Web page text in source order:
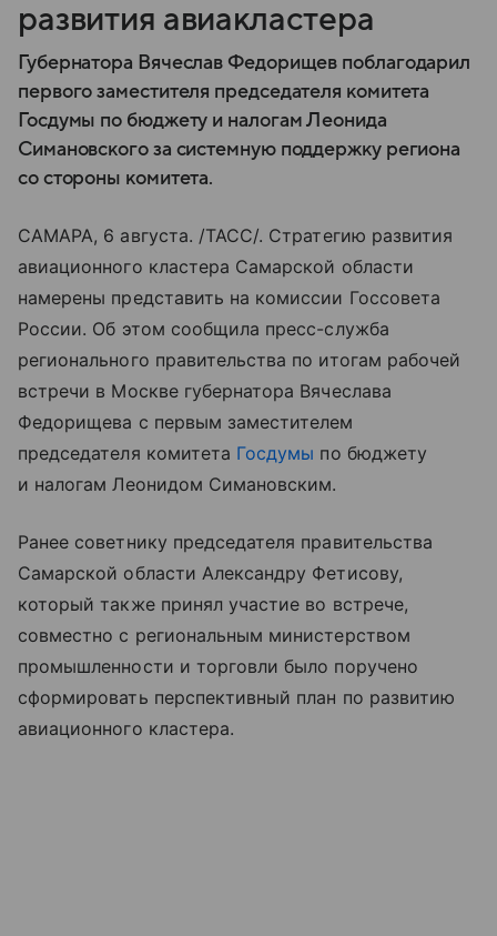
развития авиакластера
Губернатора Вячеслав Федорищев поблагодарил
первого заместителя председателя комитета
Госдумы по бюджету и налогам Леонида
Симановского за системную поддержку региона
со стороны комитета.
САМАРА, 6 августа. /ТАСС/. Стратегию развития
авиационного кластера Самарской области
намерены представить на комиссии Госсовета
России. Об этом сообщила пресс-служба
регионального правительства по итогам рабочей
встречи в Москве губернатора Вячеслава
Федорищева с первым заместителем
председателя комитета Госдумы по бюджету
и налогам Леонидом Симановским.
Ранее советнику председателя правительства
Самарской области Александру Фетисову,
который также принял участие во встрече,
совместно с региональным министерством
промышленности и торговли было поручено
сформировать перспективный план по развитию
авиационного кластера.